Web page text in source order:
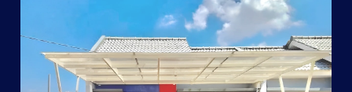
SURYA MADANI SATU